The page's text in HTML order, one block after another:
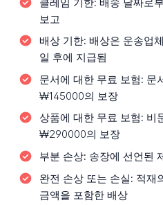
보고
배상 기한: 배상은 운송업
일 후에 지급됨
문서에 대한 무료 보험: 문
₩145000의 보장
상품에 대한 무료 보험: 비
₩290000의 보장
부분 손상: 송장에 선언된
완전 손상 또는 손실: 적재
금액을 포함한 배상